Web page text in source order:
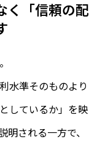
く「信頼の配
水準そのものより
しているか」を映
明される一方で、